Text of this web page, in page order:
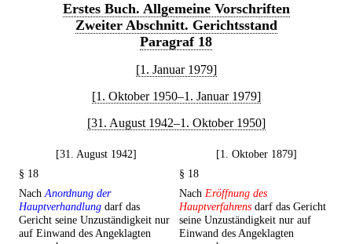
Erstes Buch. Allgemeine Vorschriften
Zweiter Abschnitt. Gerichtsstand
Paragraf 18
[1. Januar 1979]
[1. Oktober 1950–1. Januar 1979]
[31. August 1942–1. Oktober 1950]
[31. August 1942]
[1. Oktober 1879]
§ 18
§ 18
NachAnordnung der
Hauptverhandlung darf das
Gericht seine Unzuständigkeit nur
auf Einwand des Angeklagten
Nach Eröffnung des
Hauptverfahrens darf das Gericht
seine Unzuständigkeit nur auf
Einwand des Angeklagten